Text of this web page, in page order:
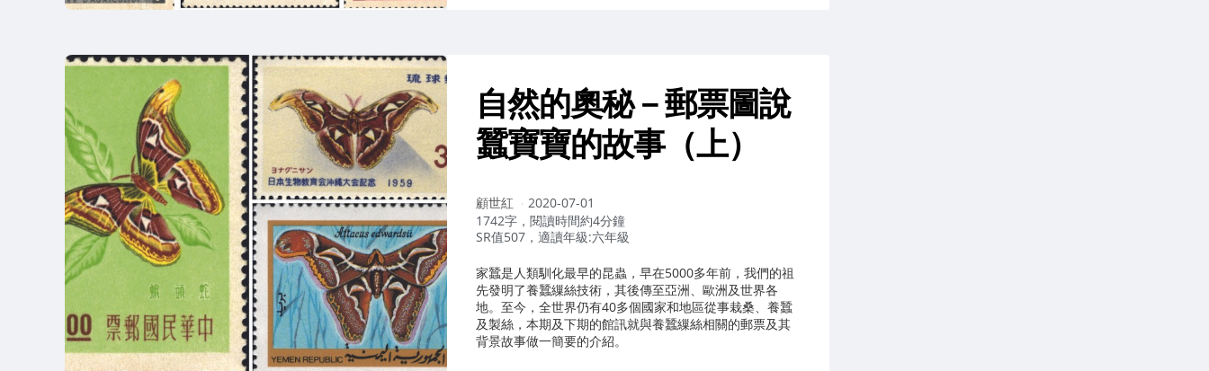
自然的奧秘－郵票圖說
蠶寶寶的故事（上）
作
者：
顧世紅
2020-07-01
1742字，閱讀時間約4分鐘
SR值507，適讀年級:六年級
家蠶是人類馴化最早的昆蟲，早在5000多年前，我們的祖
先發明了養蠶繅絲技術，其後傳至亞洲、歐洲及世界各
地。至今，全世界仍有40多個國家和地區從事栽桑、養蠶
及製絲，本期及下期的館訊就與養蠶繅絲相關的郵票及其
背景故事做一簡要的介紹。